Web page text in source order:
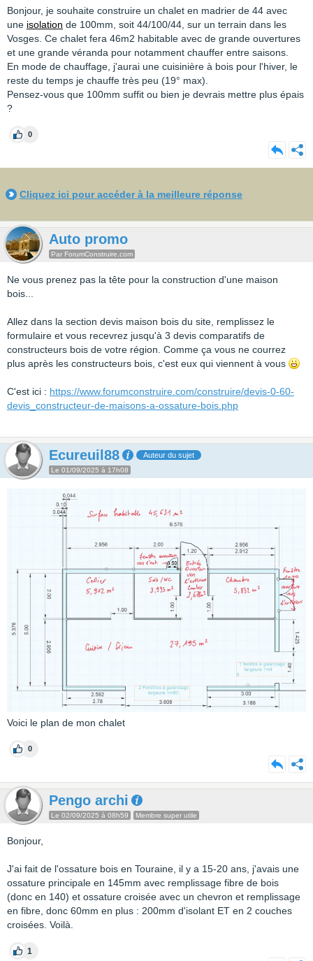
Bonjour, je souhaite construire un chalet en madrier de 44 avec
une isolation de 100mm, soit 44/100/44, sur un terrain dans les
Vosges. Ce chalet fera 46m2 habitable avec de grande ouvertures
et une grande véranda pour notamment chauffer entre saisons.
En mode de chauffage, j'aurai une cuisinière à bois pour l'hiver, le
reste du temps je chauffe très peu (19° max).
Pensez-vous que 100mm suffit ou bien je devrais mettre plus épais
?
0
Cliquez ici pour accéder à la meilleure réponse
Auto promo
Par ForumConstruire.com
Ne vous prenez pas la tête pour la construction d'une maison
bois...
Allez dans la section devis maison bois du site, remplissez le
formulaire et vous recevrez jusqu'à 3 devis comparatifs de
constructeurs bois de votre région. Comme ça vous ne courrez
plus après les constructeurs bois, c'est eux qui viennent à vous
C'est ici : https://www.forumconstruire.com/construire/devis-0-60-
devis_constructeur-de-maisons-a-ossature-bois.php
Ecureuil88 Auteur du sujet
Le 01/09/2025 à 17h08
Voici le plan de mon chalet
0
Pengo archi
Le 02/09/2025 à 08h59 Membre super utile
Bonjour,
J'ai fait de l'ossature bois en Touraine, il y a 15-20 ans, j'avais une
ossature principale en 145mm avec remplissage fibre de bois
(donc en 140) et ossature croisée avec un chevron et remplissage
en fibre, donc 60mm en plus : 200mm d'isolant ET en 2 couches
croisées. Voilà.
1